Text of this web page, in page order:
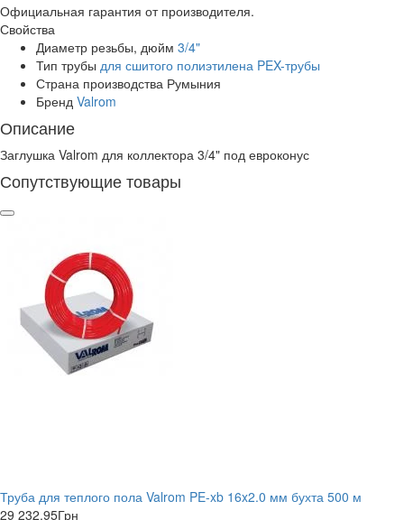
Официальная гарантия от производителя.
Свойства
Диаметр резьбы, дюйм 3/4"
Тип трубы для сшитого полиэтилена PEX-трубы
Страна производства Румыния
Бренд Valrom
Описание
Заглушка Valrom для коллектора 3/4" под евроконус
Сопутствующие товары
Труба для теплого пола Valrom PE-xb 16x2.0 мм бухта 500 м
29 232,95Грн